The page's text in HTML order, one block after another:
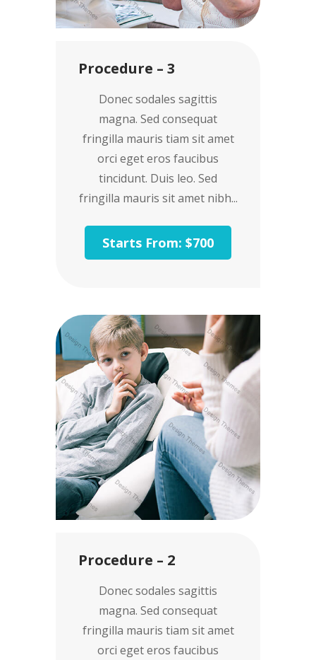
Procedure – 3
Donec sodales sagittis
magna. Sed consequat
fringilla mauris tiam sit amet
orci eget eros faucibus
tincidunt. Duis leo. Sed
fringilla mauris sit amet nibh...
Starts From: $700
Procedure – 2
Donec sodales sagittis
magna. Sed consequat
fringilla mauris tiam sit amet
orci eget eros faucibus